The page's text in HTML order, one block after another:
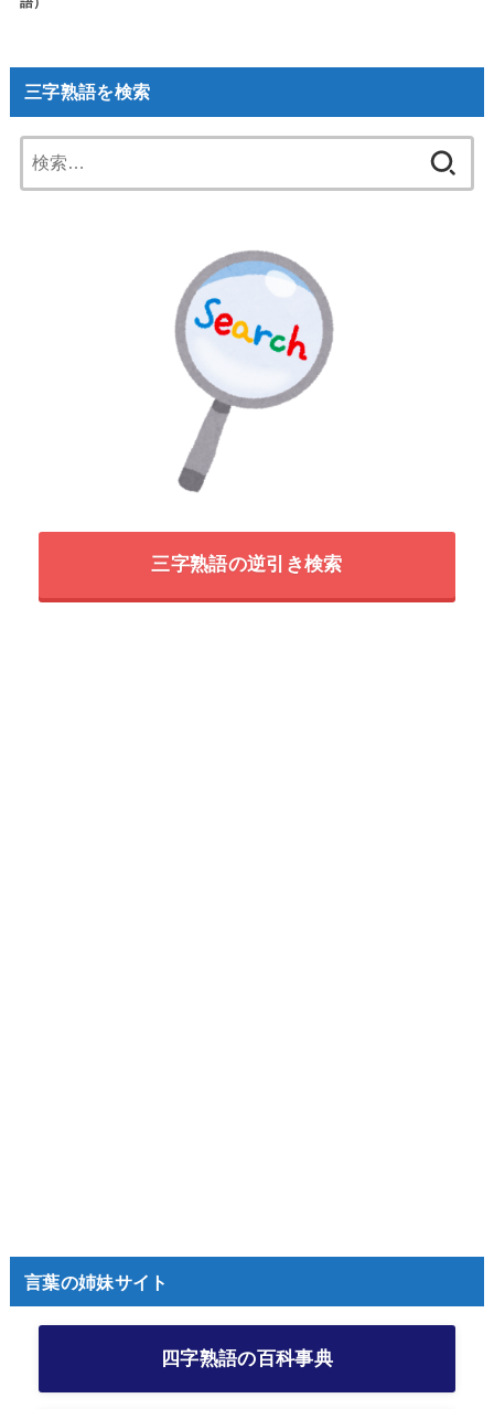
三字熟語を検索
索:
三字熟語の逆引き検索
言葉の姉妹サイト
四字熟語の百科事典